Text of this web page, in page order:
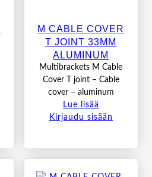
M CABLE COVER
T JOINT 33MM
ALUMINUM
Multibrackets M Cable
Cover T joint – Cable
cover – aluminum
Lue lisää
Kirjaudu sisään